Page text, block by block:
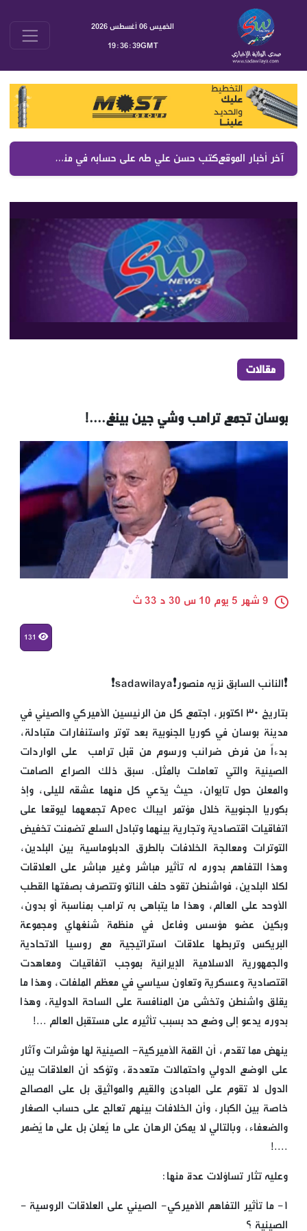
الخميس 06 أغسطس 2026
19:36:40GMT
آخر أخبار الموقع : كتب حسن علي طه على حسابه في منصة اكس
مقالات
بوسان تجمع ترامب وشي جين بينغ....!
9 شهر 5 يوم 10 س 30 د 33 ث
❗النائب السابق نزيه منصور❗️sadawilaya❗
بتاريخ ٣٠ اكتوبر، اجتمع كل من الرئيسين الأميركي والصيني في
مدينة بوسان في كوريا الجنوبية بعد توتر واستنفارات متبادلة،
بدءاً من فرض ضرائب ورسوم من قبل ترامب على الواردات
الصينية والتي تعاملت بالمثل. سبق ذلك الصراع الصامت
والمعلن حول تايوان، حيث يدّعي كل منهما عشقه لليلى، وإذ
بكوريا الجنوبية خلال مؤتمر ايباك Apec تجمعهما ليوقعا على
اتفاقيات اقتصادية وتجارية بينهما وتبادل السلع تضمنت تخفيض
التوترات ومعالجة الخلافات بالطرق الدبلوماسية بين البلدين،
وهذا التفاهم بدوره له تأثير مباشر وغير مباشر على العلاقات
لكلا البلدين، فواشنطن تقود حلف الناتو وتتصرف بصفتها القطب
الأوحد على العالم، وهذا ما يتباهى به ترامب بمناسبة أو بدون،
وبكين عضو مؤسس وفاعل في منظمة شنغهاي ومجموعة
البريكس وتربطها علاقات استراتيجية مع روسيا الاتحادية
والجمهورية الاسلامية الإيرانية بموجب اتفاقيات ومعاهدت
اقتصادية وعسكرية وتعاون سياسي في معظم الملفات، وهذا ما
يقلق واشنطن وتخشى من المنافسة على الساحة الدولية، وهذا
بدوره يدعو إلى وضع حد بسبب تأثيره على مستقبل العالم ...!
ينهض مما تقدم، أن القمة الأميركية- الصينية لها مؤشرات وآثار
على الوضع الدولي واحتمالات متعددة، وتؤكد أن العلاقات بين
الدول لا تقوم على المبادئ والقيم والمواثيق بل على المصالح
خاصة بين الكبار، وأن الخلافات بينهم تعالج على حساب الصغار
والضعفاء، وبالتالي لا يمكن الرهان على ما يُعلن بل على ما يُضمر
....!
وعليه تثار تساؤلات عدة منها:
١- ما تأثير التفاهم الأميركي- الصيني على العلاقات الروسية -
الصينية ؟